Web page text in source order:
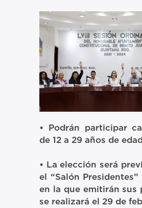
• Podrán participar
de 12 a 29 años de edad
• La elección será
el “Salón
en la que emitirán sus
se realizará el 29 de